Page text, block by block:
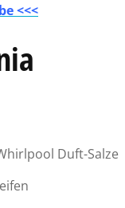
<<<
Duft-Salze